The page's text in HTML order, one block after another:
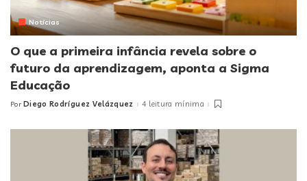
Notícias
O que a primeira infância revela sobre o
futuro da aprendizagem, aponta a Sigma
Educação
Posted
Por Diego Rodríguez Velázquez 4 leitura mínima